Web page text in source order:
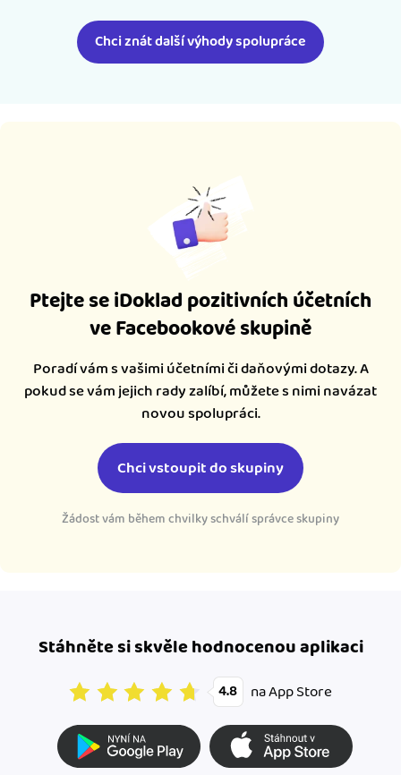
Chci znát další výhody spolupráce
Ptejte se iDoklad pozitivních účetních
ve Facebookové skupině
Poradí vám s vašimi účetními či daňovými dotazy. A
pokud se vám jejich rady zalíbí, můžete s nimi navázat
novou spolupráci.
Chci vstoupit do skupiny
Žádost vám během chvilky schválí správce skupiny
Stáhněte si skvěle hodnocenou aplikaci
4.8 na App Store